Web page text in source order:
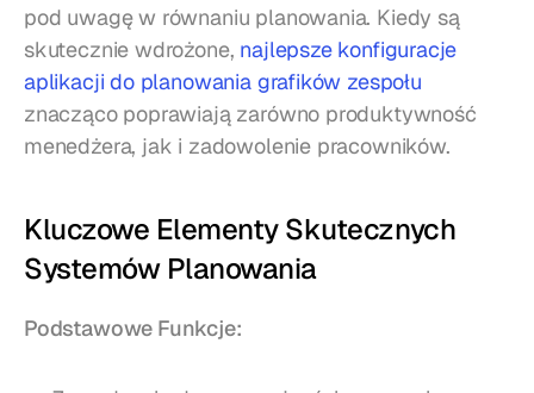
pod uwagę w równaniu planowania. Kiedy są
skutecznie wdrożone, najlepsze konfiguracje
aplikacji do planowania grafików zespołu
znacząco poprawiają zarówno produktywność
menedżera, jak i zadowolenie pracowników.
Kluczowe Elementy Skutecznych
Systemów Planowania
Podstawowe Funkcje: